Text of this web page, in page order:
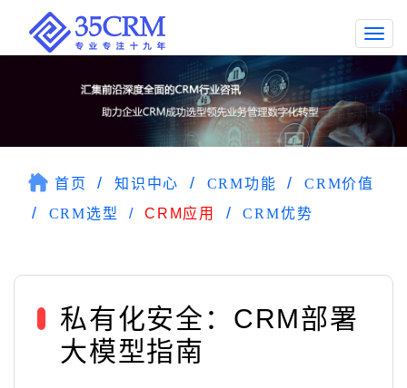
首页 知识中心 CRM功能
CRM价值
CRM选型
CRM应用 CRM优势
私有化安全：CRM部署
大模型指南